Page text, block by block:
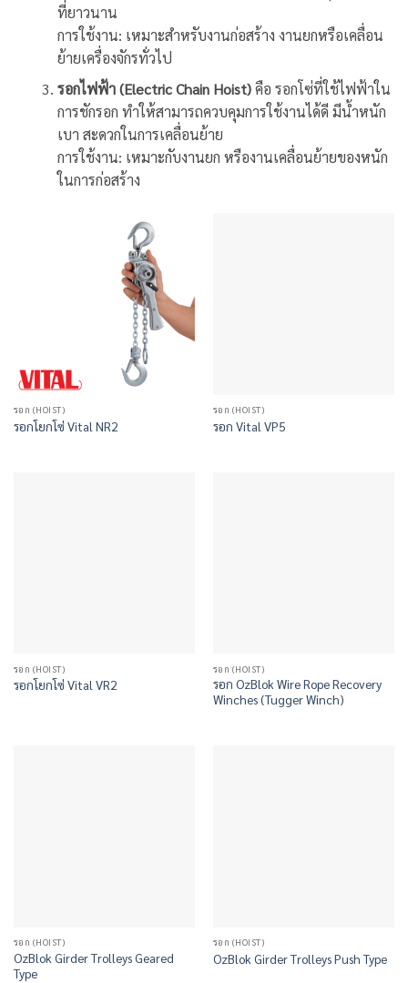
ที่ยาวนาน
การใช้งาน: เหมาะสำหรับงานก่อสร้าง งานยกหรือเคลื่อน
ย้ายเครื่องจักรทั่วไป
รอกไฟฟ้า (Electric Chain Hoist)คือ รอกโซ่ที่ใช้ไฟฟ้าใน
การชักรอก ทำให้สามารถควบคุมการใช้งานได้ดี มีน้ำหนัก
เบา สะดวกในการเคลื่อนย้าย
การใช้งาน: เหมาะกับงานยก หรืองานเคลื่อนย้ายของหนัก
ในการก่อสร้าง
รอก (HOIST)
รอกโยกโซ่ Vital NR2
รอก (HOIST)
รอก Vital VP5
รอก (HOIST)
รอกโยกโซ่ Vital VR2
รอก (HOIST)
รอก OzBlok Wire Rope Recovery
Winches (Tugger Winch)
รอก (HOIST)
OzBlok Girder Trolleys Geared
Type
รอก (HOIST)
OzBlok Girder Trolleys Push Type